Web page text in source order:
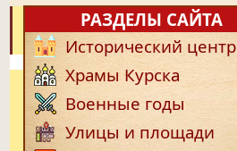
РАЗДЕЛЫ САЙТА
Исторический центр
Храмы Курска
Военные годы
Улицы и площади